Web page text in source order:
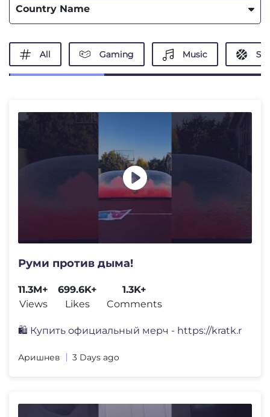
Country Name
All Gaming Music
Руми против дыма!
11.3M+
Views
699.6K+
Likes
1.3K+
Comments
🛍️ Купить официальный мерч - https://kratk.r
Аришнев 3 Days ago